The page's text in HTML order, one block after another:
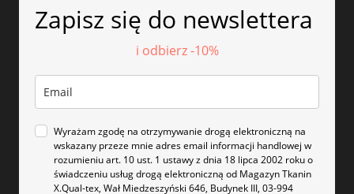
Zapisz się do newslettera
i odbierz -10%
Wyrażam zgodę na otrzymywanie drogą elektroniczną na
wskazany przeze mnie adres email informacji handlowej w
rozumieniu art. 10 ust. 1 ustawy z dnia 18 lipca 2002 roku o
świadczeniu usług drogą elektroniczną od Magazyn Tkanin
X.Qual-tex, Wał Miedzeszyński 646, Budynek III, 03-994